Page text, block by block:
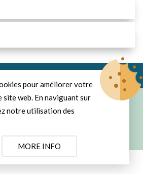
ProChasseAll Rights Reserved.
pour améliorer votre
web. En naviguant sur
notre utilisation des
MORE INFO